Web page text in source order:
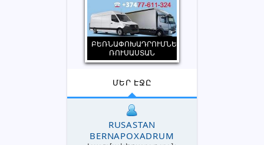
ԲԵՌՆԱՓՈԽԱԴՐՈՒՄՆԵՐ
ՌՈՒՍԱՍՏԱՆ
ՄԵՐ ԷՋԸ
RUSASTAN
BERNAPOXADRUM